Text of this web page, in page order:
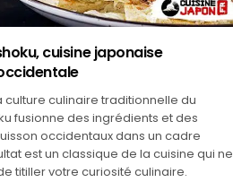
cuisine japonaise
culture culinaire traditionnelle du
fusionne des ingrédients et des
occidentaux dans un cadre
est un classique de la cuisine qui ne
titiller votre curiosité culinaire.